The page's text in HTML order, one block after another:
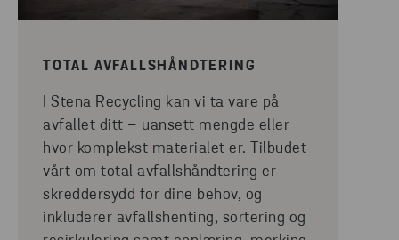
TOTAL AVFALLSHÅNDTERING
I Stena Recycling kan vi ta vare på
avfallet ditt – uansett mengde eller
hvor komplekst materialet er. Tilbudet
vårt om total avfallshåndtering er
skreddersydd for dine behov, og
inkluderer avfallshenting, sortering og